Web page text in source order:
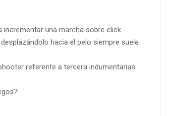
incrementar una marcha sobre click.
hacia el pelo siempre suele
referente a tercera indumentarias